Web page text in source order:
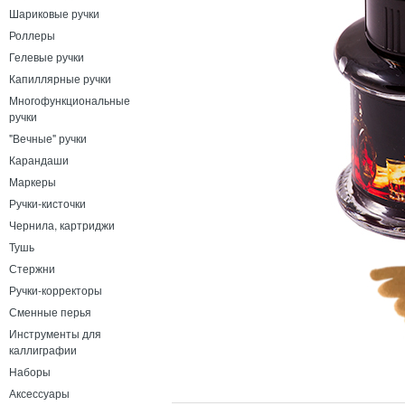
Шариковые ручки
Роллеры
Гелевые ручки
Капиллярные ручки
Многофункциональные
ручки
"Вечные" ручки
Карандаши
Маркеры
Ручки-кисточки
Чернила, картриджи
Тушь
Стержни
Ручки-корректоры
Сменные перья
Инструменты для
каллиграфии
Наборы
Аксессуары